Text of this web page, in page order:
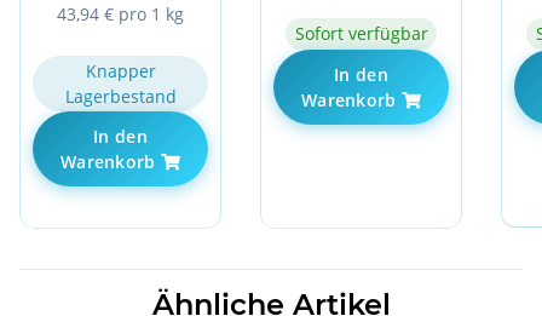
43,94 € pro 1 kg
Knapper
Lagerbestand
In den
Warenkorb
Sofort verfügbar
In den
Warenkorb
Ähnliche Artikel